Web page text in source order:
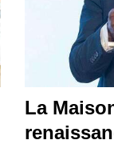
La